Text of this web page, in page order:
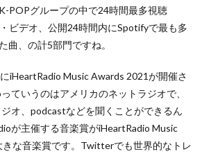
POPグループの中で24時間最多視聴
ビデオ、公開24時間内にSpotifyで最も多
曲、の計5部門ですね。
iHeartRadio Music Awards 2021が開催さ
ていうのはアメリカのネットラジオで、
オ、podcastなどを聞くことができるん
が主催する音楽賞がiHeartRadio Music
な音楽賞です。Twitterでも世界的なトレ